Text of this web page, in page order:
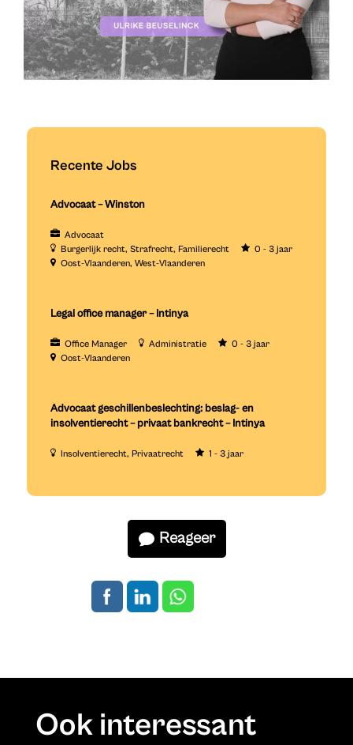
Recente Jobs
Advocaat – Winston
Advocaat
Burgerlijk recht Strafrecht Familierecht
0 - 3 jaar
Oost-Vlaanderen West-Vlaanderen
Legal office manager – Intinya
Office Manager Administratie
0 - 3 jaar
Oost-Vlaanderen
Advocaat geschillenbeslechting: beslag- en
insolventierecht – privaat bankrecht – Intinya
Insolventierecht Privaatrecht 1 - 3 jaar
Reageer
Ook interessant